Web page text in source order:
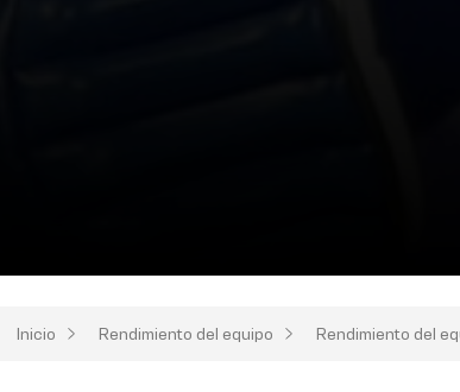
Inicio Rendimiento del equipo Rendimiento del